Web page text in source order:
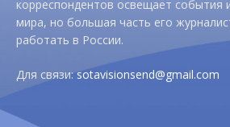
корреспондентов освещает события
мира, но большая часть его
работать в России.
Для связи:sotavisionsend@gmail.com